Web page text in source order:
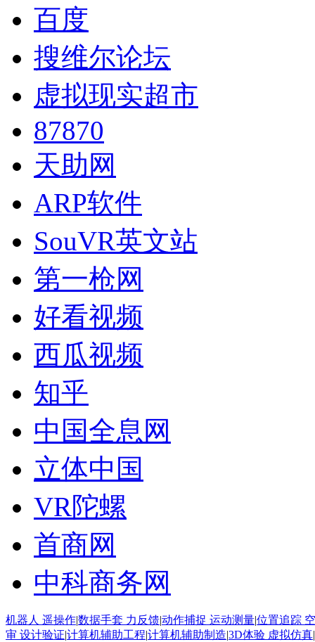
百度
搜维尔论坛
虚拟现实超市
87870
天助网
ARP软件
SouVR英文站
第一枪网
好看视频
西瓜视频
知乎
中国全息网
立体中国
VR陀螺
首商网
中科商务网
机器人 遥操作|数据手套 力反馈|动作捕捉 运动测量|位置追踪
审 设计验证|计算机辅助工程|计算机辅助制造|3D体验 虚拟仿真|